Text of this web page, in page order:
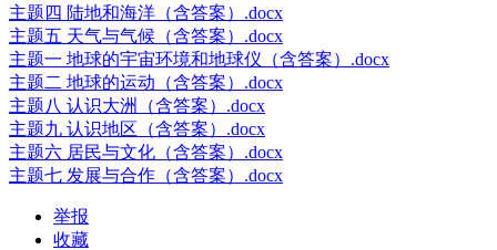
主题四 陆地和海洋（含答案）.docx
主题五 天气与气候（含答案）.docx
主题一 地球的宇宙环境和地球仪（含答案）.docx
主题二 地球的运动（含答案）.docx
主题八 认识大洲（含答案）.docx
主题九 认识地区（含答案）.docx
主题六 居民与文化（含答案）.docx
主题七 发展与合作（含答案）.docx
举报
收藏